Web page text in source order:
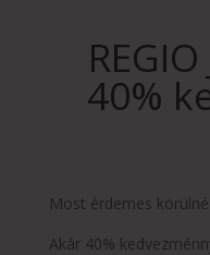
40%
Most érdemes
Akár 40%